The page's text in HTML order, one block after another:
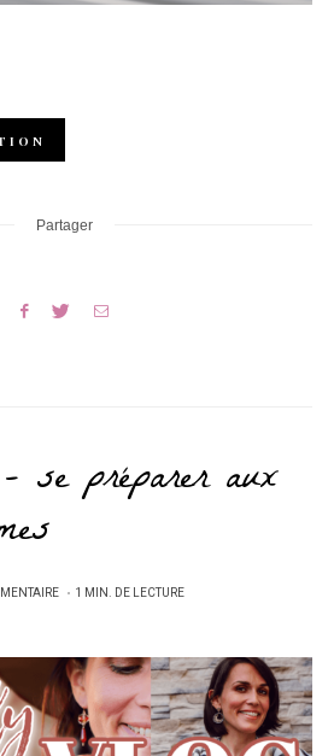
Partager
se préparer aux
1 MIN. DE LECTURE